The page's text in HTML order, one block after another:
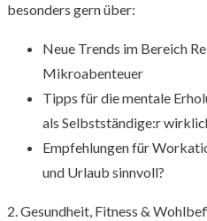
besonders gern über:
Neue Trends im Bereich
Mikroabenteuer
Tipps für die mentale
als Selbstständige:r
Empfehlungen für
und Urlaub sinnvoll?
2. Gesundheit, Fitness &